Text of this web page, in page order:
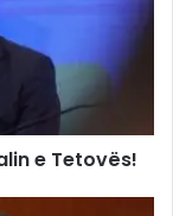
e Tetovës!